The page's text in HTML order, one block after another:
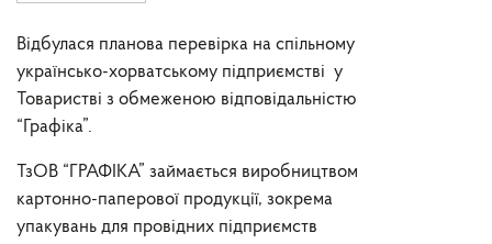
Відбулася планова перевірка на спільному
українсько-хорватському підприємстві у
Товаристві з обмеженою відповідальністю
“Графіка”.
ТзОВ “ГРАФІКА” займається виробництвом
картонно-паперової продукції, зокрема
упакувань для провідних підприємств